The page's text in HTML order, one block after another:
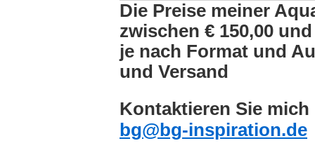
Die Preise meiner
zwischen € 150,00 und
je nach Format und
und Versand
Kontaktieren Sie
bg@bg-inspiration.de